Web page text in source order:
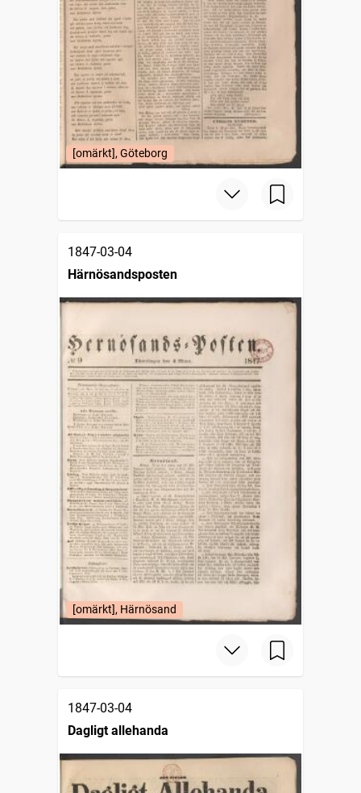
[omärkt], Göteborg
1847-03-04
Härnösandsposten
[omärkt], Härnösand
1847-03-04
Dagligt allehanda